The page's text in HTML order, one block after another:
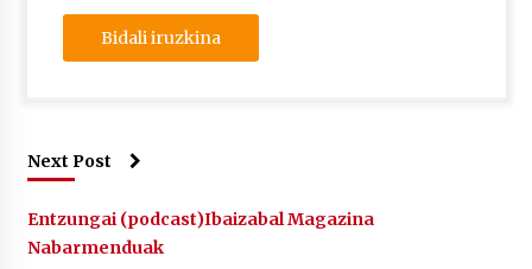
Next Post
Entzungai (podcast)Ibaizabal Magazina
Nabarmenduak